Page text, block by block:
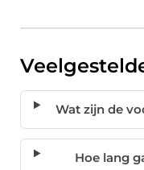
Wat zijn de
Hoe lang